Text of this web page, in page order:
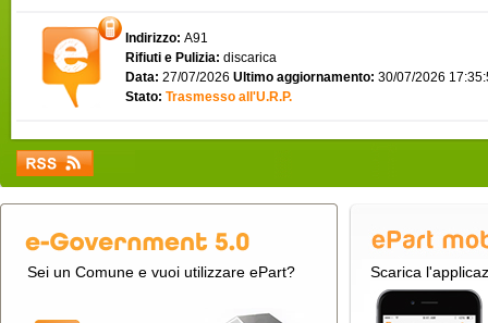
Indirizzo: A91
Rifiuti e Pulizia: discarica
Data: 27/07/2026 Ultimo aggiornamento: 30/07/2026
Stato: Trasmesso all'U.R.P.
Sei un Comune e vuoi utilizzare ePart? Scarica